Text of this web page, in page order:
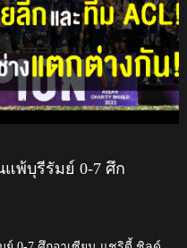
พ้บุรีรัมย์ 0-7 ศึก